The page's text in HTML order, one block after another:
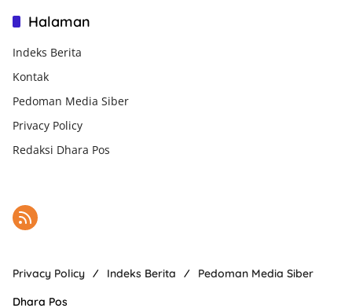
Halaman
Indeks Berita
Kontak
Pedoman Media Siber
Privacy Policy
Redaksi Dhara Pos
Privacy Policy Indeks Berita
Pedoman Media Siber
Dhara Pos